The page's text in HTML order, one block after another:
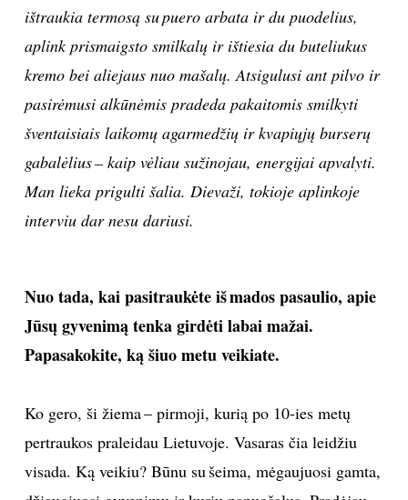
KNYGOS
INTERJERAS
VIRTUVĖ
RECEPTAI
NELAIMĖS
PRIVATUMO POLITIKA
Sekite mus:
ištraukia termosą su puero arbata ir du puodelius,
aplink prismaigsto smilkalų ir ištiesia du buteliukus
kremo bei aliejaus nuo mašalų. Atsigulusi ant pilvo ir
pasirėmusi alkūnėmis pradeda pakaitomis smilkyti
šventaisiais laikomų agarmedžių ir kvapiųjų burserų
gabalėlius – kaip vėliau sužinojau, energijai apvalyti.
Man lieka prigulti šalia. Dievaži, tokioje aplinkoje
interviu dar nesu dariusi.
Nuo tada, kai pasitraukėte iš mados pasaulio, apie
Jūsų gyvenimą tenka girdėti labai mažai.
Papasakokite, ką šiuo metu veikiate.
Ko gero, ši žiema – pirmoji, kurią po 10-ies metų
pertraukos praleidau Lietuvoje. Vasaras čia leidžiu
visada. Ką veikiu? Būnu su šeima, mėgaujuosi gamta,